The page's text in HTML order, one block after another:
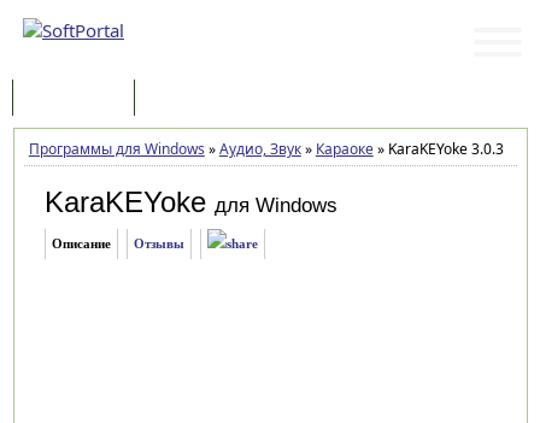
Программы для Windows »Аудио, Звук» Караоке»KaraKEYoke 3.0.3
KaraKEYoke для Windows
Описание Отзывы